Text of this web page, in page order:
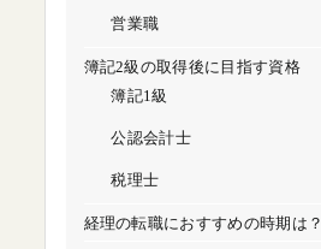
営業職
簿記2級の取得後に目指す資格
簿記1級
公認会計士
税理士
経理の転職におすすめの時期は？